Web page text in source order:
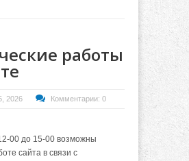
работы
2026 Комментарии: 0
00 до 15-00 возможны
сайта в связи с